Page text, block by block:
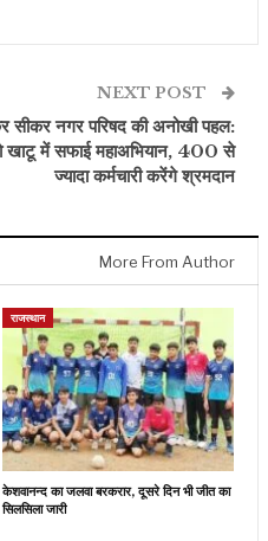
NEXT POST
नगर परिषद की अनोखी पहल:
खाटू में सफाई महाअभियान, 400 से
ज्यादा कर्मचारी करेंगे श्रमदान
More From Author
राजस्थान
केशवानन्द का जलवा बरकरार, दूसरे दिन भी जीत का
सिलसिला जारी